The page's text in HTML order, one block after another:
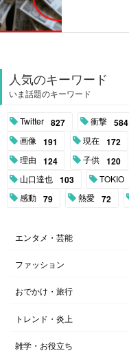
人気のキーワード
いま話題のキーワード
Twitter 827 衝撃 584
画像 191 現在 172
理由 124 子供 120
山口達也 103 TOKIO
感動 79 熱愛 72
エンタメ・芸能
ファッション
おでかけ・旅行
トレンド・炎上
雑学・お役立ち